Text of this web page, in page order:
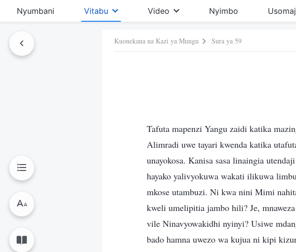
Nyumbani Vitabu Video Nyimbo
Kuonekana na Kazi ya Mungu Sura ya 59
Tafuta mapenzi Yangu zaidi katika
Alimradi uwe tayari kwenda katika
unayokosa. Kanisa sasa linaingia
hayako yalivyokuwa wakati ilikuwa
mkose utambuzi. Ni kwa nini Mimi
kweli umelipitia jambo hili? Je,
vile Ninavyowakidhi nyinyi? Usiwe
bado hamna uwezo wa kujua ni kipi